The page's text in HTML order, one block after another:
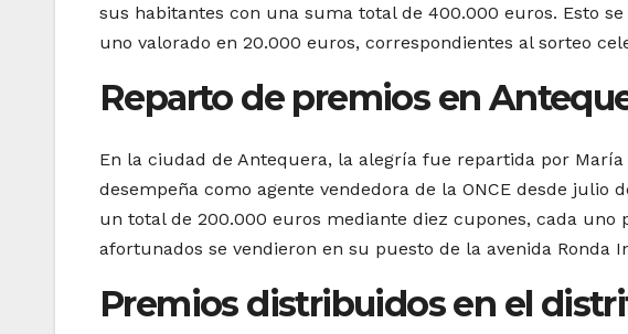
sus habitantes con una suma total de 400.000 euros. Esto
uno valorado en 20.000 euros, correspondientes al sorteo
Reparto de premios en
En la ciudad de Antequera, la alegría fue repartida por
desempeña como agente vendedora de la ONCE desde julio
un total de 200.000 euros mediante diez cupones, cada uno
afortunados se vendieron en su puesto de la avenida Ronda
Premios distribuidos en el